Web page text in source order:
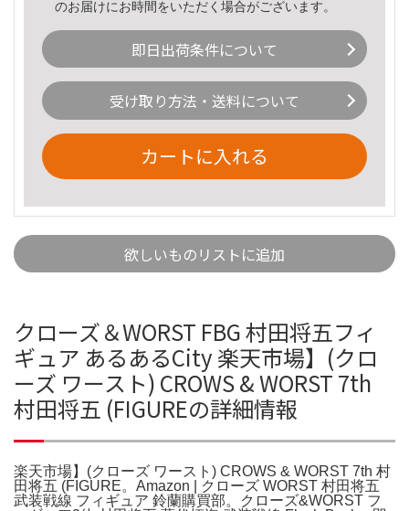
のお届けにお時間をいただく場合がございます。
即日出荷条件について
受け取り方法・送料について
カートに入れる
欲しいものリストに追加
クローズ＆WORST FBG 村田将五フィ
ギュア あるあるCity 楽天市場】(クロ
ーズ ワースト) CROWS & WORST 7th
村田将五 (FIGUREの詳細情報
楽天市場】(クローズ ワースト) CROWS & WORST 7th 村
田将五 (FIGURE。Amazon | クローズ WORST 村田将五
武装戦線 フィギュア 鈴蘭購買部。クローズ&WORST フ